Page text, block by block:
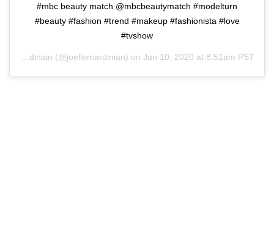
#mbc beauty match @mbcbeautymatch #modelturn
#beauty #fashion #trend #makeup #fashionista #love
#tvshow
Joelle Mardinian (@joellemardinian) on Jan 10, 2020 at 8:51am PST